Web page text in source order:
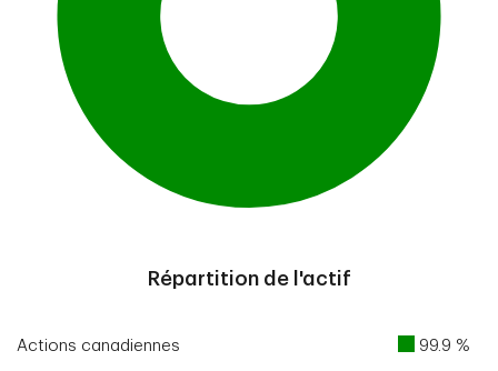
Répartition de l'actif
Actions canadiennes 99.9 %